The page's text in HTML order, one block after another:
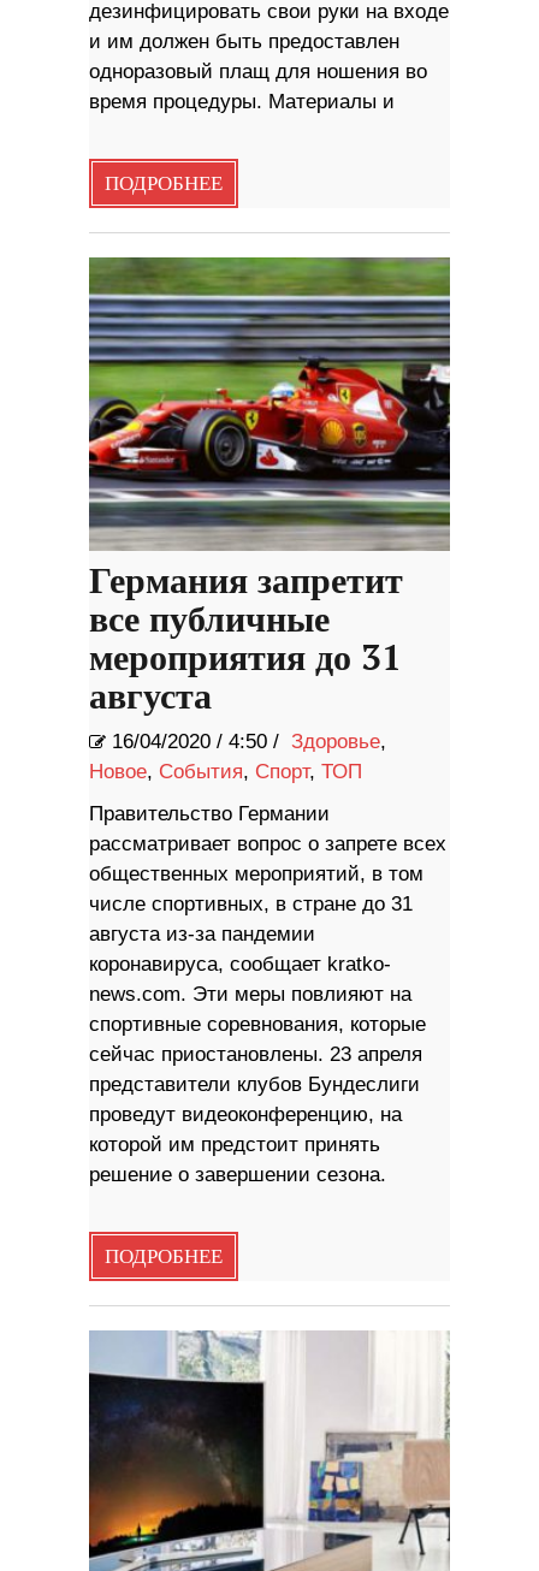
дезинфицировать свои руки на входе
и им должен быть предоставлен
одноразовый плащ для ношения во
время процедуры. Материалы и
ПОДРОБНЕЕ
Германия запретит
все публичные
мероприятия до 31
августа
16/04/2020 / 4:50 / Здоровье,
Новое, События, Спорт, ТОП
Правительство Германии
рассматривает вопрос о запрете всех
общественных мероприятий, в том
числе спортивных, в стране до 31
августа из-за пандемии
коронавируса, сообщает kratko-
news.com. Эти меры повлияют на
спортивные соревнования, которые
сейчас приостановлены. 23 апреля
представители клубов Бундеслиги
проведут видеоконференцию, на
которой им предстоит принять
решение о завершении сезона.
ПОДРОБНЕЕ